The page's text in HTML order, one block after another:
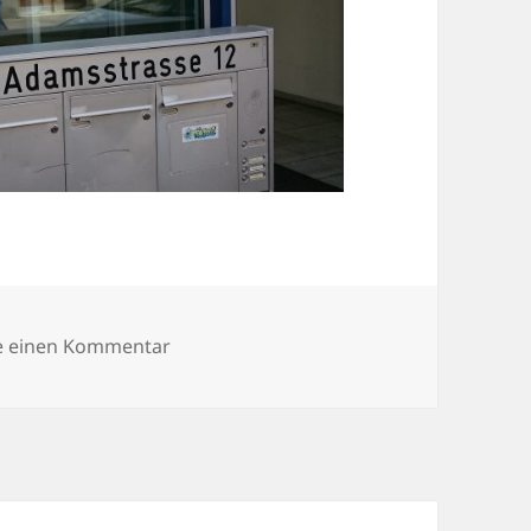
einen Kommentarzu DSC_0840